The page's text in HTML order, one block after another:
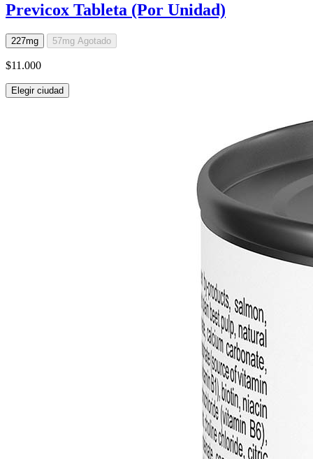
Previcox Tableta (Por Unidad)
227mg 57mg Agotado
$11.000
Elegir ciudad